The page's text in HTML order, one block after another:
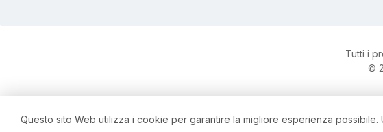
Tutti i
©
Questo sito Web utilizza i cookie per garantire la migliore esperienza possibile.